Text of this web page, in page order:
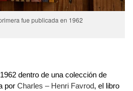
fue publicada en 1962
dentro de una colección de
por Charles – Henri Favrod, el libro